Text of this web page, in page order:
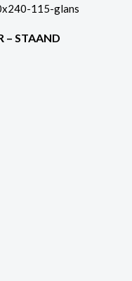
115-glans
– STAAND